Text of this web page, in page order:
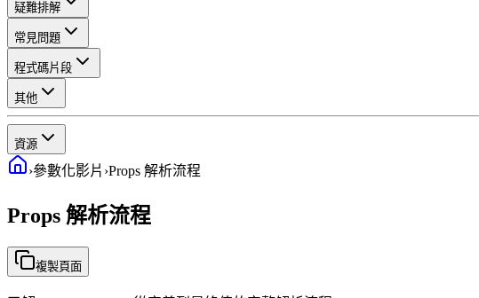
疑難排解
常見問題
程式碼片段
其他
資源
›參數化影片 ›Props 解析流程
Props 解析流程
複製頁面